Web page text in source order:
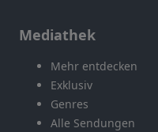
Mediathek
Mehr entdecken
Exklusiv
Genres
Alle Sendungen